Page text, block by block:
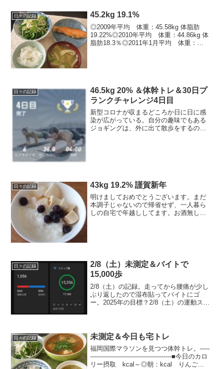
日々の記録 45.2kg 19.1%
◎2009年平均 体重：45.58kg 体脂肪
19.22%◎2010年平均 体重：44.86kg 体
脂肪18.3％◎2011年1月平均 体重：
日々の記録
46.5kg 20% ＆体幹トレ＆30日プ
ランクチャレンジ4日目
新型コロナが収まるどころか日に日に感
染が広がっている。自分の趣味でもある
ジョギングは、外に出て散歩をするのと
日々の記録 43kg 19.2% 謹賀新年
明けましておめでとうございます。まだ
本調子じゃないので帰省せず、一人暮ら
しの自宅で年越ししてます。お酒無しで
日々の記録
2/8（土）未測定＆バイトで
15,000歩
2/8（土）の記録。走ってから腰痛が少し
ぶり返したので湿布貼ってバイトにゴ
ー。2025年の目標？2/8（土）の運動スト
子、...
日々の記録 未測定＆今日も宅トレ
福岡国際マラソンを見つつ体幹トレ。-----
-----------------------------------------■今日のカロ
リー摂取 kcal～◎朝：kcal りんご